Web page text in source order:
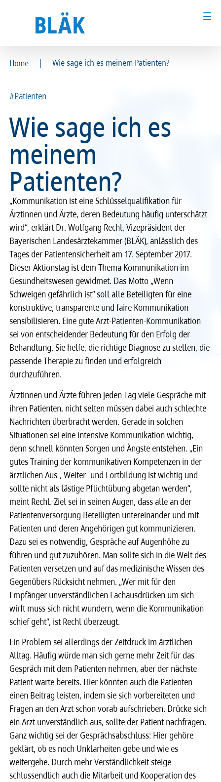
Patientinnen und Patienten
Kammer & Politik
Presse
Karriere
Recht
Service & Kontakt
meineBLÄK
Patientinnen und Patienten
Kammer & Politik
Presse
Karriere
Recht
Service & Kontakt
meineBLÄK
Home | Wie sage ich es meinem Patienten?
#Patienten
Wie sage ich es
meinem
Patienten?
„Kommunikation ist eine Schlüsselqualifikation für
Ärztinnen und Ärzte, deren Bedeutung häufig unterschätzt
wird“, erklärt Dr. Wolfgang Rechl, Vizepräsident der
Bayerischen Landesärztekammer (BLÄK), anlässlich des
Tages der Patientensicherheit am 17. September 2017.
Dieser Aktionstag ist dem Thema Kommunikation im
Gesundheitswesen gewidmet. Das Motto „Wenn
Schweigen gefährlich ist“ soll alle Beteiligten für eine
konstruktive, transparente und faire Kommunikation
sensibilisieren. Eine gute Arzt-Patienten-Kommunikation
sei von entscheidender Bedeutung für den Erfolg der
Behandlung. Sie helfe, die richtige Diagnose zu stellen, die
passende Therapie zu finden und erfolgreich
durchzuführen.
Ärztinnen und Ärzte führen jeden Tag viele Gespräche mit
ihren Patienten, nicht selten müssen dabei auch schlechte
Nachrichten überbracht werden. Gerade in solchen
Situationen sei eine intensive Kommunikation wichtig,
denn schnell könnten Sorgen und Ängste entstehen. „Ein
gutes Training der kommunikativen Kompetenzen in der
ärztlichen Aus-, Weiter- und Fortbildung ist wichtig und
sollte nicht als lästige Pflichtübung abgetan werden“,
meint Rechl. Ziel sei in seinen Augen, dass alle an der
Patientenversorgung Beteiligten untereinander und mit
Patienten und deren Angehörigen gut kommunizieren.
Dazu sei es notwendig, Gespräche auf Augenhöhe zu
führen und gut zuzuhören. Man sollte sich in die Welt des
Patienten versetzen und auf das medizinische Wissen des
Gegenübers Rücksicht nehmen. „Wer mit für den
Empfänger unverständlichen Fachausdrücken um sich
wirft muss sich nicht wundern, wenn die Kommunikation
schief geht“, ist Rechl überzeugt.
Ein Problem sei allerdings der Zeitdruck im ärztlichen
Alltag. Häufig würde man sich gerne mehr Zeit für das
Gespräch mit dem Patienten nehmen, aber der nächste
Patient warte bereits. Hier könnten auch die Patienten
einen Beitrag leisten, indem sie sich vorbereiteten und
Fragen an den Arzt schon vorab aufschrieben. Drücke sich
ein Arzt unverständlich aus, sollte der Patient nachfragen.
Ganz wichtig sei der Gesprächsabschluss: Hier gehöre
geklärt, ob es noch Unklarheiten gebe und wie es
weitergehe. Durch mehr Verständlichkeit steige
schlussendlich auch die Mitarbeit und Kooperation des